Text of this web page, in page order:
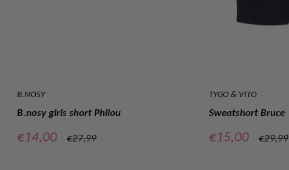
B.NOSY
B.nosy girls short Philou
Verkoopprijs
€14,00
Normale
€27,99
TYGO & VITO
Sweatshort Bruce
Verkoopprijs
€15,00
Normale
€29,99